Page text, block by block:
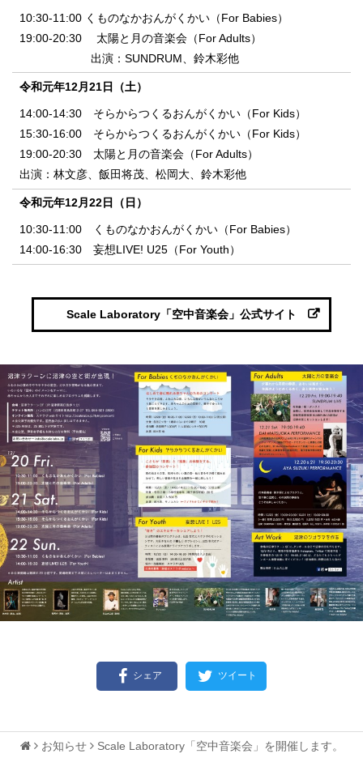
10:30-11:00 くものなかおんがくかい（For Babies）
19:00-20:30 太陽と月の音楽会（For Adults）
出演：SUNDRUM、鈴木彩他
令和元年12月21日（土）
14:00-14:30 そらからつくるおんがくかい（For Kids）
15:30-16:00 そらからつくるおんがくかい（For Kids）
19:00-20:30 太陽と月の音楽会（For Adults）
出演：林文彦、飯田将茂、松岡大、鈴木彩他
令和元年12月22日（日）
10:30-11:00 くものなかおんがくかい（For Babies）
14:00-16:30 妄想LIVE! U25（For Youth）
Scale Laboratory「空中音楽会」公式サイト
シェア ツイート
お知らせ Scale Laboratory「空中音楽会」を開催します。